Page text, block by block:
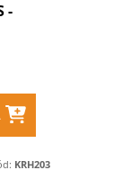
-
KRH203